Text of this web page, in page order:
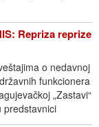
Repriza reprize
o nedavnoj
funkcionera
„Zastavi“
predstavnici